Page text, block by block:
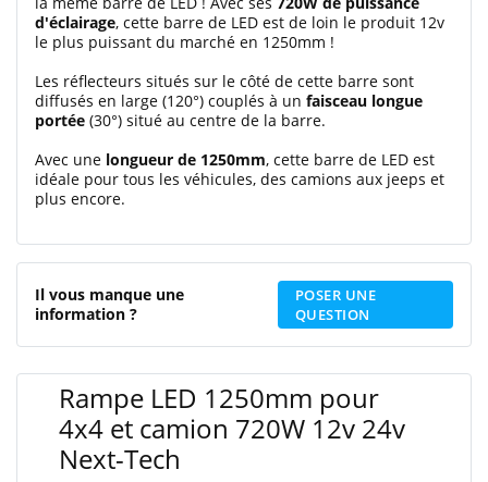
d'éclairage, cette barre de LED est de loin le produit 12v
le plus puissant du marché en 1250mm !
Les réflecteurs situés sur le côté de cette barre sont
diffusés en large (120°) couplés à un faisceau longue
portée (30°) situé au centre de la barre.
Avec une longueur de 1250mm, cette barre de LED est
idéale pour tous les véhicules, des camions aux jeeps et
plus encore.
Il vous manque une
information ?
POSER UNE
QUESTION
Rampe LED 1250mm pour
4x4 et camion 720W 12v 24v
Next-Tech